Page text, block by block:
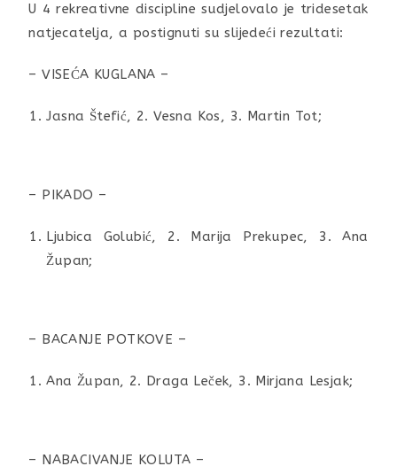
U 4 rekreativne discipline sudjelovalo je tridesetak
natjecatelja, a postignuti su slijedeći rezultati:
– VISEĆA KUGLANA –
Jasna Štefić, 2. Vesna Kos, 3. Martin Tot;
– PIKADO –
Ljubica Golubić, 2. Marija Prekupec, 3. Ana
Župan;
– BACANJE POTKOVE –
Ana Župan, 2. Draga Leček, 3. Mirjana Lesjak;
– NABACIVANJE KOLUTA –